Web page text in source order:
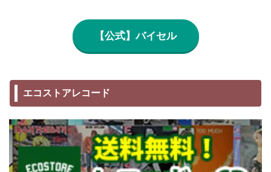
【公式】バイセル
エコストアレコード